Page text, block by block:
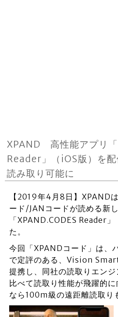
XPAND 高性能アプリ「
Reader」（iOS版）を
読み取り可能に
【2019年4月8日】XPAND
ード/JANコードが読める新
「XPAND.CODES Reader
た。
今回「XPANDコード」は、
で定評のある、Vision
提携し、同社の読取りエン
比べて読取り性能が飛躍的
なら100m級の遠距離読取り